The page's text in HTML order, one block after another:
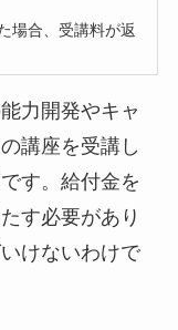
場合、受講料が返
力開発やキャ
講座を受講し
す。給付金を
す必要があり
けないわけで